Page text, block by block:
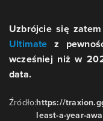
Uzbrójcie się
Ultimate z
wcześniej niż w
data.
Źródło:https://
least-a-year-